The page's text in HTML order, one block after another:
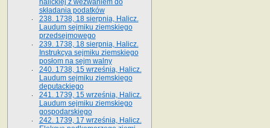
halickiej z wezwaniem do
składania podatków
238. 1738, 18 sierpnia, Halicz.
Laudum sejmiku ziemskiego
przedsejmowego
239. 1738, 18 sierpnia, Halicz.
Instrukcya sejmiku ziemskiego
posłom na sejm walny
240. 1738, 15 września, Halicz.
Laudum sejmiku ziemskiego
deputackiego
241. 1739, 15 września, Halicz.
Laudum sejmiku ziemskiego
gospodarskiego
242. 1739, 17 września, Halicz.